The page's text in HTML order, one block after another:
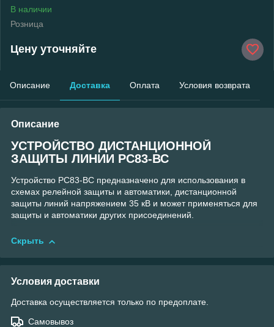
В наличии
Розница
Цену уточняйте
Описание Доставка Оплата Условия возврата
Описание
УСТРОЙСТВО ДИСТАНЦИОННОЙ
ЗАЩИТЫ ЛИНИИ РС83-ВС
Устройство РС83-ВС предназначено для использования в
схемах релейной защиты и автоматики, дистанционной
защиты линий напряжением 35 кВ и может применяться для
защиты и автоматики других присоединений.
Скрыть
Условия доставки
Доставка осуществляется только по предоплате.
Самовывоз